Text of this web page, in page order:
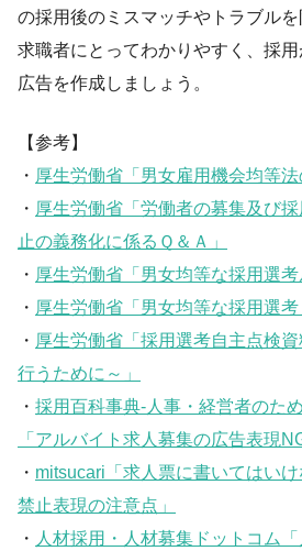
の採用後のミスマッチやトラブルを
求職者にとってわかりやすく、採
広告を作成しましょう。
【参考】
・ 厚生労働省「男女雇用機会均等法
・ 厚生労働省「労働者の募集及び
止の義務化に係るＱ＆Ａ」
・ 厚生労働省「男女均等な採用選考
・ 厚生労働省「男女均等な採用選考
・ 厚生労働省「採用選考自主点検
行うために～」
・ 採用百科事典-人事・経営者のた
「アルバイト求人募集の広告表現
・ mitsucari「求人票に書いてはい
禁止表現の注意点」
・ 人材採用・人材募集ドットコム